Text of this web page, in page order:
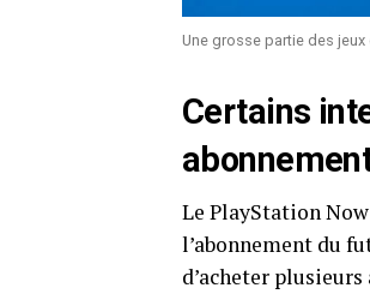
Une grosse partie des jeux
Certains
Le PlayStation
l’abonnement du
d’acheter